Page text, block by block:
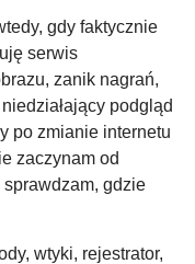
gdy faktycznie
serwis
zanik nagrań,
podgląd
po zmianie internetu
zaczynam od
gdzie
wtyki, rejestrator,